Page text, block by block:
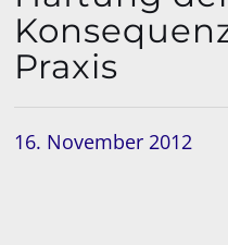
Praxis
16. November 2012